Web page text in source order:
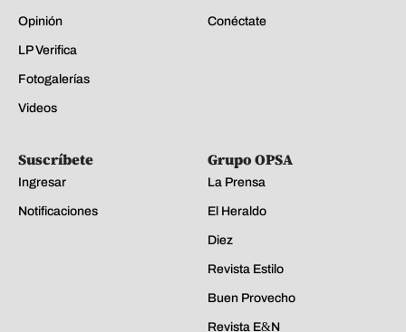
Opinión
LP Verifica
Fotogalerías
Videos
Conéctate
Suscríbete
Ingresar
Notificaciones
Grupo OPSA
La Prensa
El Heraldo
Diez
Revista Estilo
Buen Provecho
Revista E&N